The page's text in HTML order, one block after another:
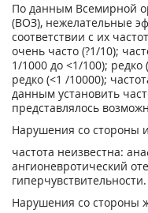
По данным Всемирной
(ВОЗ), нежелательные
соответствии с их
очень часто (?1/10);
1/1000 до <1/100); редко
редко (<1 /10000);
данным установить
представлялось
Нарушения со стороны
частота неизвестна:
ангионевротический
гиперчувствительности.
Нарушения со стороны